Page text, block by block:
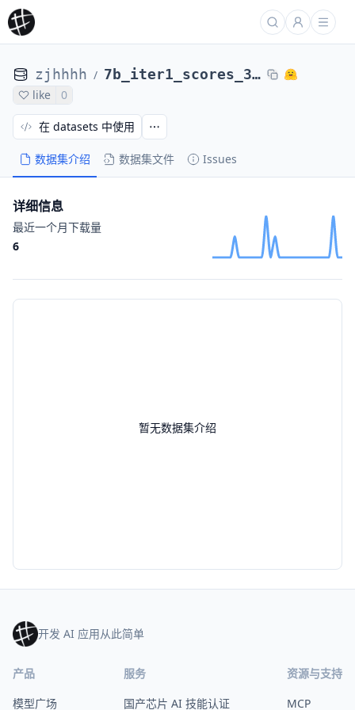
zjhhhh / 7b_iter1_scores_37_base
like 0
数据集介绍 数据集文件 Issues
在 datasets 中使用
暂无数据集介绍
详细信息
最近一个月下载量
6
开发 AI 应用从此简单
产品
模型广场
服务
国产芯片 AI 技能认证
资源与支持
MCP